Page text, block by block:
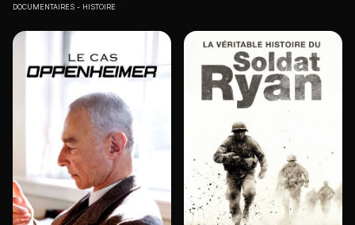
DOCUMENTAIRES HISTOIRE